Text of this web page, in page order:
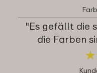
"Es gefällt die
die Farben
★
★